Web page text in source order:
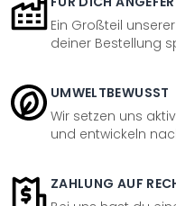
Ein Großteil
deiner Bestellung
UMWELTBEWUSST
Wir setzen uns
und entwickeln
ZAHLUNG AUF